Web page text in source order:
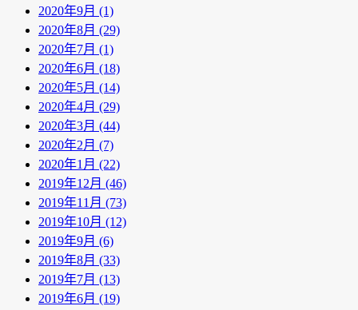
2020年9月 (1)
2020年8月 (29)
2020年7月 (1)
2020年6月 (18)
2020年5月 (14)
2020年4月 (29)
2020年3月 (44)
2020年2月 (7)
2020年1月 (22)
2019年12月 (46)
2019年11月 (73)
2019年10月 (12)
2019年9月 (6)
2019年8月 (33)
2019年7月 (13)
2019年6月 (19)